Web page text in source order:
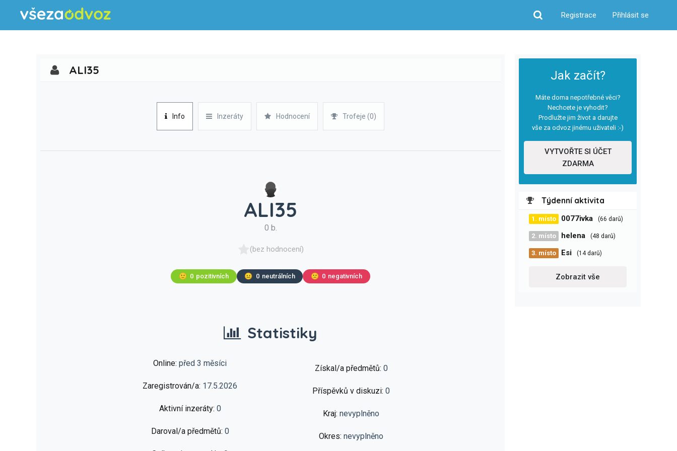
Hledat
Registrace Přihlásit se
Jak začít?
Máte doma nepotřebné věci?
Nechcete je vyhodit?
Prodlužte jim život a darujte
vše za odvoz jinému uživateli :-)
VYTVOŘTE SI ÚČET
ZDARMA
Týdenní aktivita
1. místo 0077ivka (66 darů)
2. místo helena (48 darů)
3. místo Esi (14 darů)
Zobrazit vše
ALI35
Info Inzeráty Hodnocení Trofeje (0)
ALI35
0 b.
(bez hodnocení)
🙂 0 pozitivních 😐 0 neutrálních 🙁 0 negativních
Statistiky
Online: před 3 měsíci
Zaregistrován/a: 17.5.2026
Aktivní inzeráty: 0
Daroval/a předmětů: 0
Získal/a předmětů: 0
Příspěvků v diskuzi: 0
Kraj: nevyplněno
Okres: nevyplněno